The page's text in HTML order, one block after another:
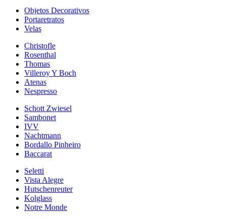
Objetos Decorativos
Portaretratos
Velas
Christofle
Rosenthal
Thomas
Villeroy Y Boch
Atenas
Nespresso
Schott Zwiesel
Sambonet
IVV
Nachtmann
Bordallo Pinheiro
Baccarat
Seletti
Vista Alegre
Hutschenreuter
Kolglass
Notre Monde